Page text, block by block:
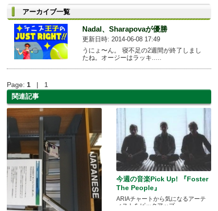
アーカイブ一覧
Nadal、Sharapovaが優勝
更新日時: 2014-06-08 17:49
うにょ〜ん。 寝不足の2週間が終了しまし
たね。オージーはラッキ.....
Page: 1 | 1
関連記事
今週の音楽Pick Up! 『Foster
The People』
ARIAチャートから気になるアーテ
ィストをピックアップ